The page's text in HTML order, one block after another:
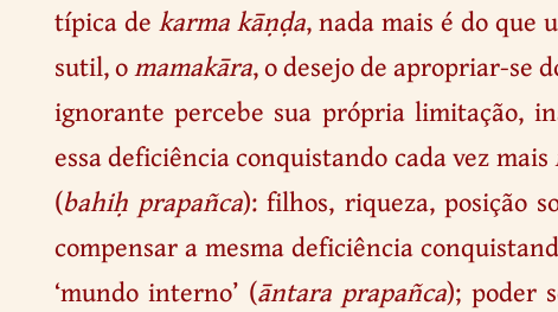
típica de karma kāṇḍa, nada mais é do que
sutil, omamakāra, o desejo de apropriar-se
ignorante percebe sua própria limitação,
essa deficiência conquistando cada vez mais
(bahiḥ prapañca): filhos, riqueza, posição
compensar a mesma deficiência
‘mundo interno’ (āntara prapañca); poder